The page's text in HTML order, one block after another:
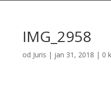
IMG_2958
od Juris | jan 31, 2018 | 0